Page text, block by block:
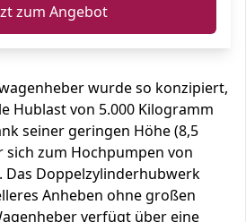
zum Angebot
wurde so konzipiert,
Hublast von 5.000 Kilogramm
seiner geringen Höhe (8,5
zum Hochpumpen von
Doppelzylinderhubwerk
Anheben ohne großen
verfügt über eine